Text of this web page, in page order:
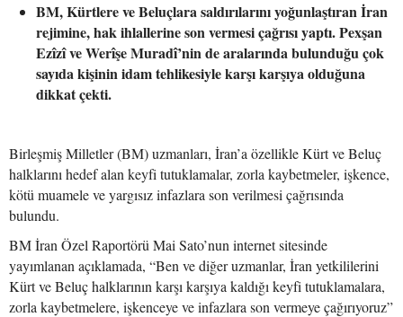
BM, Kürtlere ve Beluçlara saldırılarını yoğunlaştıran İran
rejimine, hak ihlallerine son vermesi çağrısı yaptı. Pexşan
Ezîzî ve Werîşe Muradî’nin de aralarında bulunduğu çok
sayıda kişinin idam tehlikesiyle karşı karşıya olduğuna
dikkat çekti.
Birleşmiş Milletler (BM) uzmanları, İran’a özellikle Kürt ve Beluç
halklarını hedef alan keyfi tutuklamalar, zorla kaybetmeler, işkence,
kötü muamele ve yargısız infazlara son verilmesi çağrısında
bulundu.
BM İran Özel Raportörü Mai Sato’nun internet sitesinde
yayımlanan açıklamada, “Ben ve diğer uzmanlar, İran yetkililerini
Kürt ve Beluç halklarının karşı karşıya kaldığı keyfi tutuklamalara,
zorla kaybetmelere, işkenceye ve infazlara son vermeye çağırıyoruz”